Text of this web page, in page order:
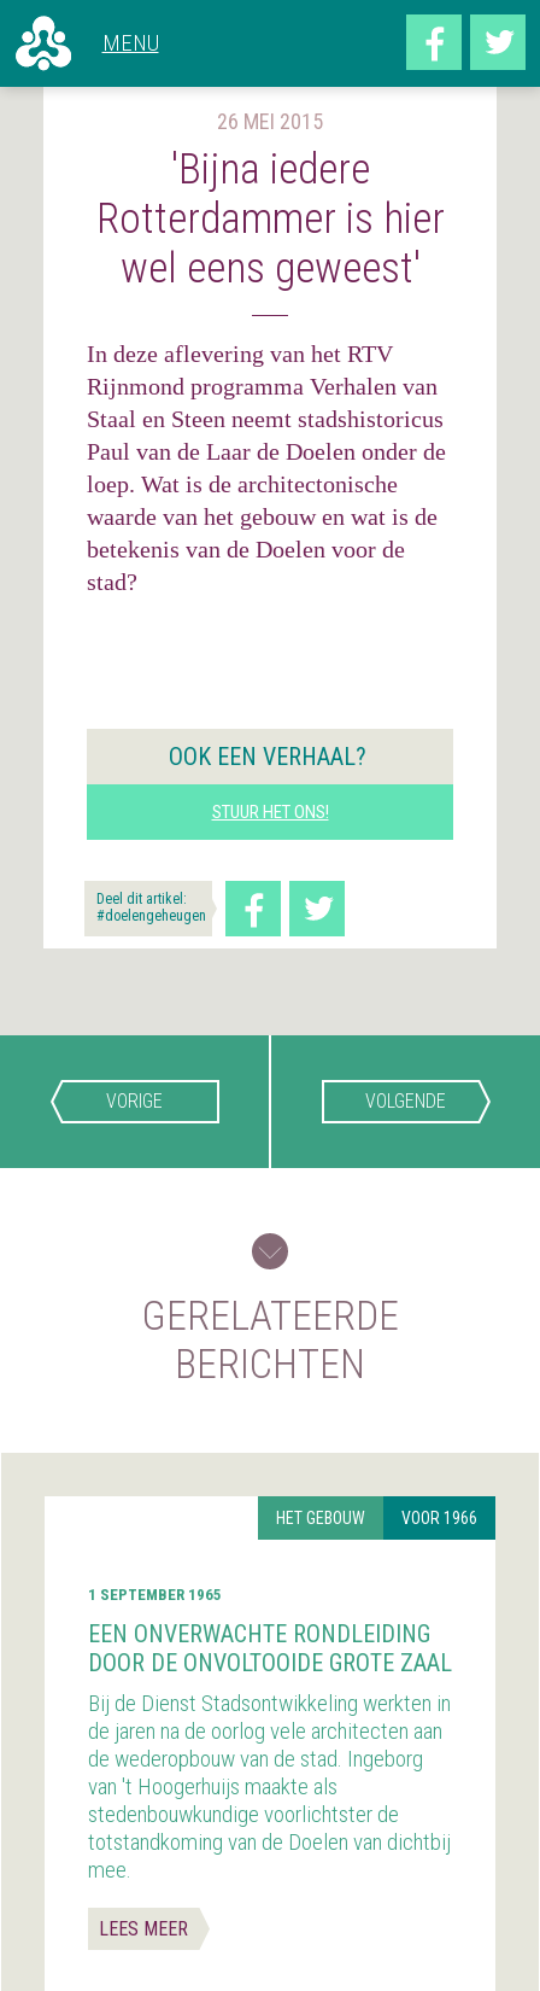
ACHTER DE SCHERMEN
VOOR 1966
1966 - 1969
1980 - 1989
1990 - 1999
CONCERTOVERZICHT
DEEL UW VERHAAL
OVER DOELENGEHEUGEN
2010 - NU
26 MEI 2015
'Bijna iedere
Rotterdammer is hier
wel eens geweest'
In deze aflevering van het RTV
Rijnmond programma Verhalen van
Staal en Steen neemt stadshistoricus
Paul van de Laar de Doelen onder de
loep. Wat is de architectonische
waarde van het gebouw en wat is de
betekenis van de Doelen voor de
stad?
OOK EEN VERHAAL?
STUUR HET ONS!
Deel dit artikel:
#doelengeheugen
VORIGE VOLGENDE
GERELATEERDE
BERICHTEN
HET GEBOUW VOOR 1966
1 SEPTEMBER 1965
EEN ONVERWACHTE RONDLEIDING
DOOR DE ONVOLTOOIDE GROTE ZAAL
Bij de Dienst Stadsontwikkeling werkten in
de jaren na de oorlog vele architecten aan
de wederopbouw van de stad. Ingeborg
van 't Hoogerhuijs maakte als
stedenbouwkundige voorlichtster de
totstandkoming van de Doelen van dichtbij
mee.
LEES MEER